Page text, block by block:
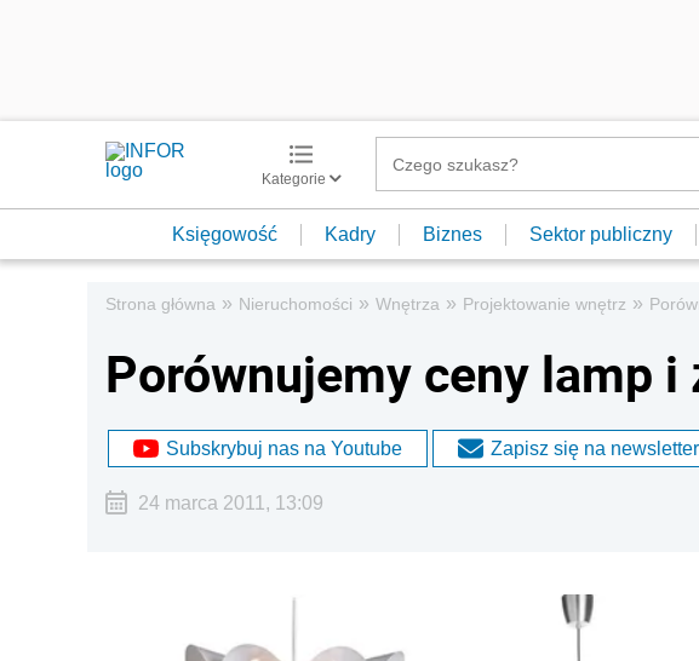
Kategorie
Księgowość Kadry Biznes Sektor publiczny
Strona główna » Nieruchomości » Wnętrza » Projektowanie wnętrz »
Porównujemy ceny lamp i
Subskrybuj nas na Youtube Zapisz się na newsletter
24 marca 2011, 13:09